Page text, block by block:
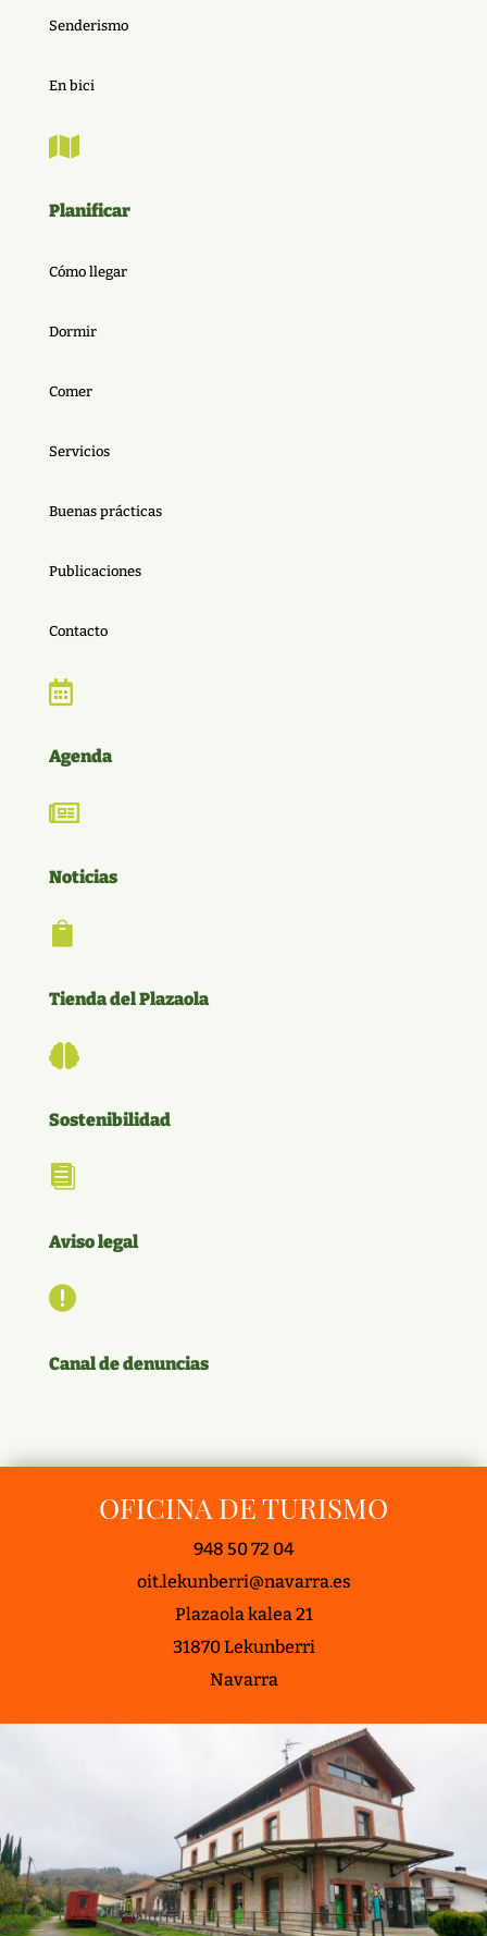
Senderismo
En bici

Planificar
Cómo llegar
Dormir
Comer
Servicios
Buenas prácticas
Publicaciones
Contacto

Agenda

Noticias

Tienda del Plazaola

Sostenibilidad

Aviso legal

Canal de denuncias
OFICINA DE TURISMO
948 50 72 04
oit.lekunberri@navarra.es
Plazaola kalea 21
31870 Lekunberri
Navarra